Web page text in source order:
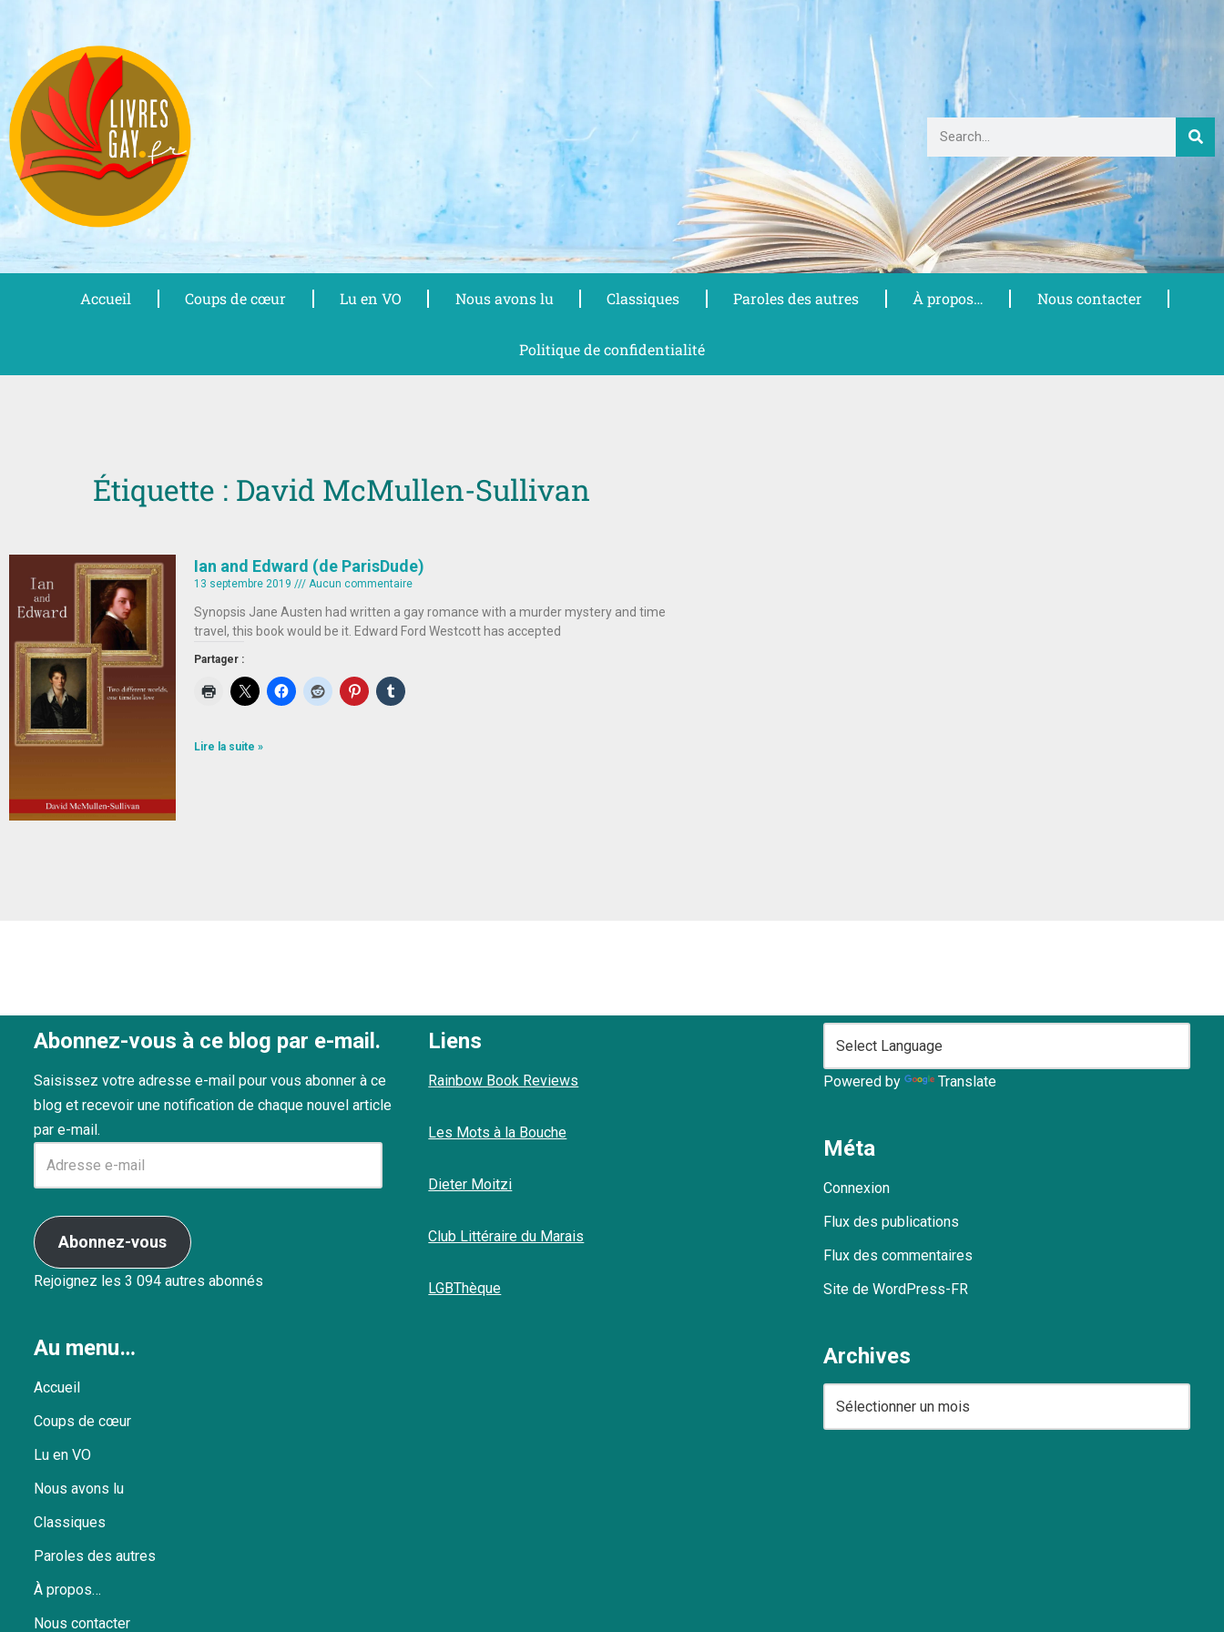
Aller
contenu
Accueil Coups de cœur Lu en VO Nous avons lu Classiques Paroles des autres À propos… Nous contacter
Politique de confidentialité
Étiquette : David McMullen-Sullivan
Ian and Edward (de ParisDude)
13 septembre 2019 Aucun commentaire
Synopsis Jane Austen had written a gay romance with a murder mystery and time
travel, this book would be it. Edward Ford Westcott has accepted
Partager :
Lire la suite »
Abonnez-vous à ce blog par e-mail.
Saisissez votre adresse e-mail pour vous abonner à ce
blog et recevoir une notification de chaque nouvel article
par e-mail.
Abonnez-vous
Rejoignez les 3 094 autres abonnés
Au menu…
Accueil
Coups de cœur
Lu en VO
Nous avons lu
Classiques
Paroles des autres
À propos…
Nous contacter
Liens
Rainbow Book Reviews
Les Mots à la Bouche
Dieter Moitzi
Club Littéraire du Marais
LGBThèque
Powered by Translate
Méta
Connexion
Flux des publications
Flux des commentaires
Site de WordPress-FR
Archives